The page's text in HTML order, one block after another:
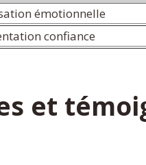
émotionnelle
confiance
et